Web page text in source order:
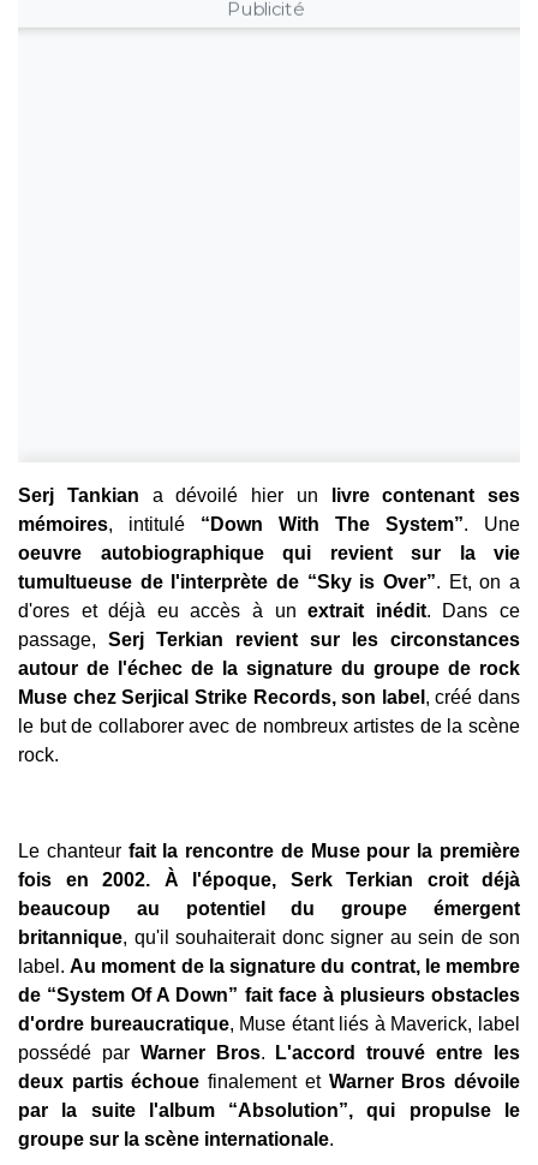
Publicité
Serj Tankian a dévoilé hier un
livre contenant ses
mémoires, intitulé “Down With The System”. Une
oeuvre autobiographique qui revient sur la vie
tumultueuse de l'interprète de “Sky is Over”. Et, on a
d'ores et déjà eu accès à unextrait inédit. Dans ce
passage, Serj Terkian revient sur les circonstances
autour de l'échec de la signature du groupe de rock
Muse chez Serjical Strike Records, son label , créé dans
le but de collaborer avec de nombreux artistes de la scène
rock.
Le chanteur fait la rencontre de Muse pour la première
fois en 2002. À l'époque, Serk Terkian croit déjà
beaucoup au potentiel du groupe émergent
britannique, qu'il souhaiterait donc signer au sein de son
label.Au moment de la signature du contrat, le membre
de “System Of A Down” fait face à plusieurs obstacles
d'ordre bureaucratique, Muse étant liés à Maverick, label
possédé par Warner Bros.
L'accord trouvé entre les
deux partis échoue finalement et Warner Bros dévoile
par la suite l'album “Absolution”, qui propulse le
groupe sur la scène internationale.